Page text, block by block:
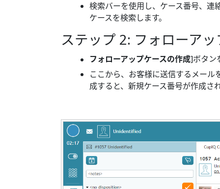
検索バーを使用し、ケース番号、連
ケースを検索します。
ステップ 2: フォローア
フォローアップケースの作成]ボタン
ここから、お客様に送信するメール
成すると、新規ケース番号が作成さ